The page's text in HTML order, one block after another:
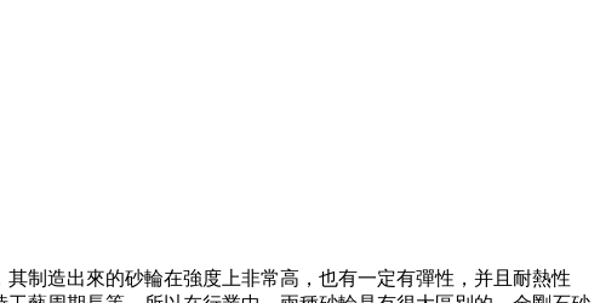
制造出來的砂輪在強度上非常高，也有一定有彈性，并且耐熱性